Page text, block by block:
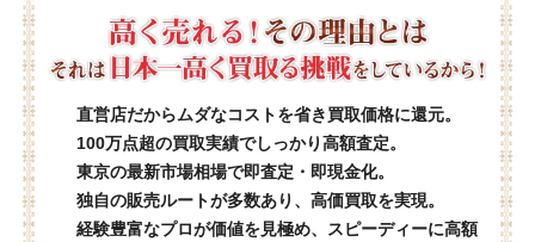
直営店だからムダなコストを省き買取価格に還元。
100万点超の買取実績でしっかり高額査定。
東京の最新市場相場で即査定・即現金化。
独自の販売ルートが多数あり、高価買取を実現。
経験豊富なプロが価値を見極め、スピーディーに高額